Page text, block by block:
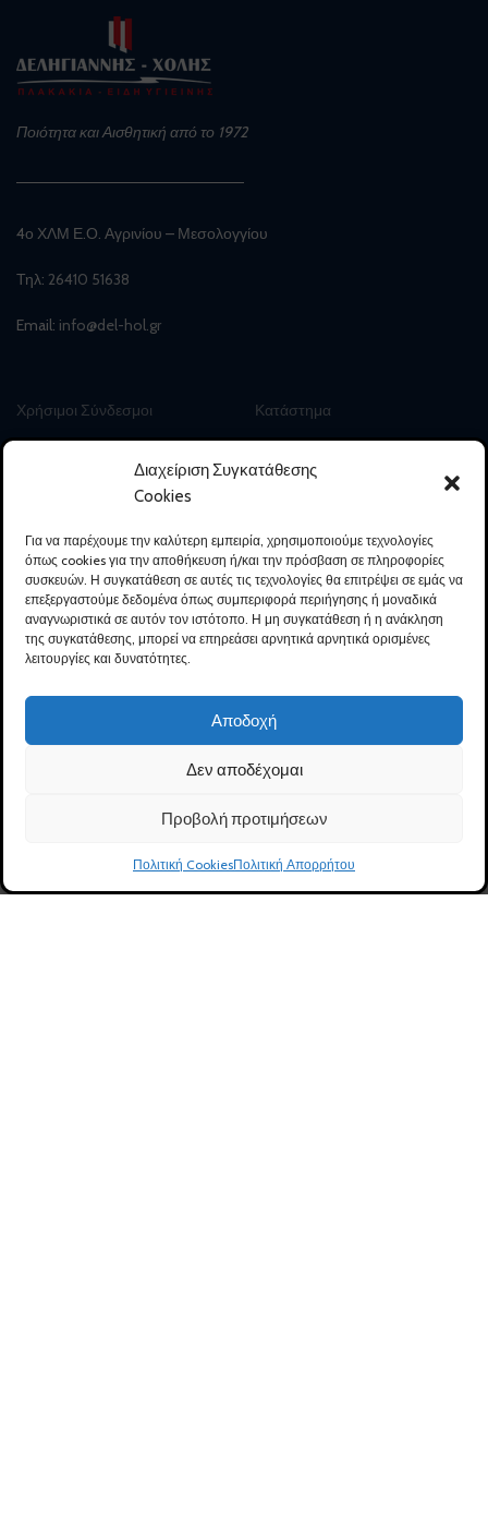
Διαχείριση Συγκατάθεσης
Cookies
Για να παρέχουμε την καλύτερη εμπειρία, χρησιμοποιούμε τεχνολογίες
όπως cookies για την αποθήκευση ή/και την πρόσβαση σε πληροφορίες
συσκευών. Η συγκατάθεση σε αυτές τις τεχνολογίες θα επιτρέψει σε εμάς να
επεξεργαστούμε δεδομένα όπως συμπεριφορά περιήγησης ή μοναδικά
αναγνωριστικά σε αυτόν τον ιστότοπο. Η μη συγκατάθεση ή η ανάκληση
της συγκατάθεσης, μπορεί να επηρεάσει αρνητικά αρνητικά ορισμένες
λειτουργίες και δυνατότητες.
Αποδοχή
Δεν αποδέχομαι
Προβολή προτιμήσεων
Πολιτική CookiesΠολιτική Απορρήτου
Ποιότητα και Αισθητική από το 1972
4ο ΧΛΜ Ε.Ο. Αγρινίου – Μεσολογγίου
Τηλ: 26410 51638
Email: info@del-hol.gr
Χρήσιμοι Σύνδεσμοι
Αρχική
Photo Gallery
Πολιτική Απορρήτου
Δήλωση Προσβασιμότητας
Πολιτική Cookies (ΕΕ) GDPR
Όροι Χρήσης
Επικοινωνία
Κατάστημα
Ηλεκτρονικό Κατάστημα
Συχνές Ερωτήσεις
Πολιτική Παράδοσης
Προϊόντων
Τρόποι Πληρωμής
Ασφάλεια Συναλλαγών
Ταμείο
Ο Λογαριασμός μου